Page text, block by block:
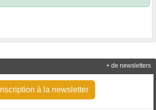
Inscription à la newsletter
+ de newsletters